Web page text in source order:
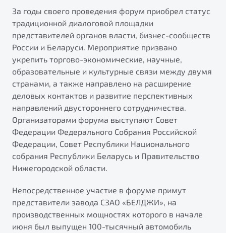
Универсальный кроссовер
от 2 499 990 ₽*
Обзор В наличии
Тест-драйв
Автокредит
Спецпредложения
Преимущества программы
Запись на сервис
Калькулятор ТО
Клиентская поддержка
За годы своего проведения форум приобрел статус
традиционной диалоговой площадки
представителей органов власти, бизнес-сообществ
России и Беларуси. Мероприятие призвано
укрепить торгово-экономические, научные,
образовательные и культурные связи между двумя
странами, а также направлено на расширение
деловых контактов и развитие перспективных
направлений двустороннего сотрудничества.
Организаторами форума выступают Совет
Федерации Федерального Собрания Российской
Федерации, Совет Республики Национального
собрания Республики Беларусь и Правительство
Нижегородской области.
Непосредственное участие в форуме примут
представители завода СЗАО «БЕЛДЖИ», на
производственных мощностях которого в начале
июня был выпущен 100-тысячный автомобиль